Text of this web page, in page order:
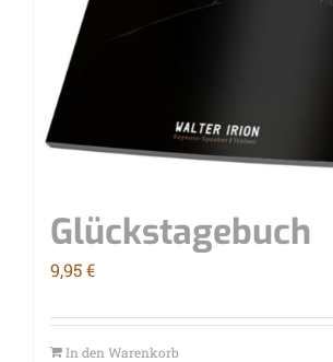
Glücks­ta­ge­buch
9,95€
In den Warenkorb